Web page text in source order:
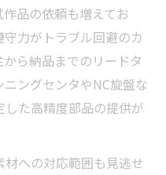
極め方とは
見極めるポイント
ない確認事項
差が出る金属加工
対応の重要性
品の依頼も増えてお
力がトラブル回避のカ
ら納品までのリードタ
ングセンタやNC旋盤な
た高精度部品の提供が
への対応範囲も見逃せ